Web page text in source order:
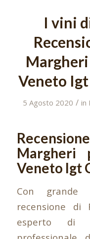
I vini
Margheri
Veneto
5 Agosto 2020 / in
Margheri
Veneto Igt
Con grande
recensione di
esperto di